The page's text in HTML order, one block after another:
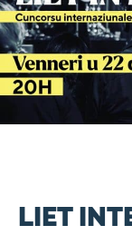
LIET